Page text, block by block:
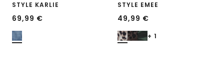
STYLE KARLIE
69,99 €
STYLE EMEE
49,99 €
+ 1